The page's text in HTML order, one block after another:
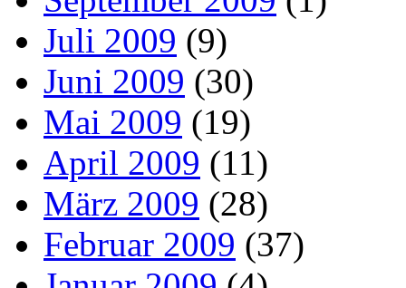
Juli 2009 (9)
Juni 2009 (30)
Mai 2009 (19)
April 2009 (11)
März 2009 (28)
Februar 2009 (37)